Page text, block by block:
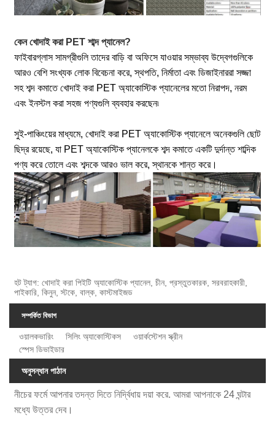
কেন খোদাই করা PET শাব্দ প্যানেল?
ফাইবারগ্লাস সামগ্রীগুলি তাদের বাড়ি বা অফিসে যাওয়ার সম্ভাব্য উদ্বেগগুলিকে
আরও বেশি সংখ্যক লোক বিবেচনা করে, স্থপতি, নির্মাতা এবং ডিজাইনাররা সজ্জা
সহ শব্দ কমাতে খোদাই করা PET অ্যাকোস্টিক প্যানেলের মতো নিরাপদ, নরম
এবং ইনস্টল করা সহজ পণ্যগুলি ব্যবহার করছেন৷
সুই-পাঞ্চিংয়ের মাধ্যমে, খোদাই করা PET অ্যাকোস্টিক প্যানেলে অনেকগুলি ছোট
ছিদ্র রয়েছে, যা PET অ্যাকোস্টিক প্যানেলকে শব্দ কমাতে একটি দুর্দান্ত শাব্দিক
পণ্য করে তোলে এবং শব্দকে আরও ভাল করে, স্থানকে শান্ত করে।
হট ট্যাগ: খোদাই করা পিইটি অ্যাকোস্টিক প্যানেল, চীন, প্রস্তুতকারক, সরবরাহকারী,
পাইকারি, কিনুন, স্টকে, বাল্ক, কাস্টমাইজড
সম্পর্কিত বিভাগ
ওয়ালকভারিং সিলিং অ্যাকোস্টিকস
ওয়ার্কস্টেশন স্ক্রীন
স্পেস ডিভাইডার
অনুসন্ধান পাঠান
নীচের ফর্মে আপনার তদন্ত দিতে নির্দ্বিধায় দয়া করে. আমরা আপনাকে 24 ঘন্টার
মধ্যে উত্তর দেব।